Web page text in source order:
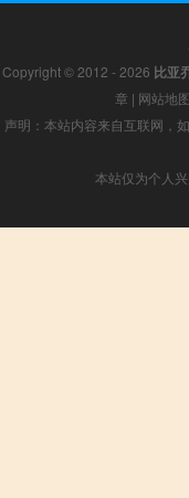
Copyright © 2012 - 2026 比亚
章 | 网站地图
声明：本站内容来自互联网，
本站仅为个人